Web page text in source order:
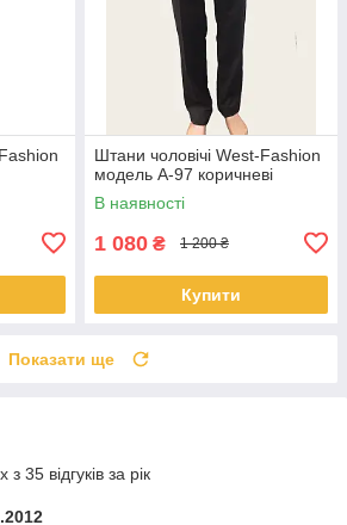
Штани чоловічі West-Fashion
модель А-97 коричневі
В наявності
1 080 ₴ 1 200 ₴
Купити
Показати ще
35 відгуків за рік